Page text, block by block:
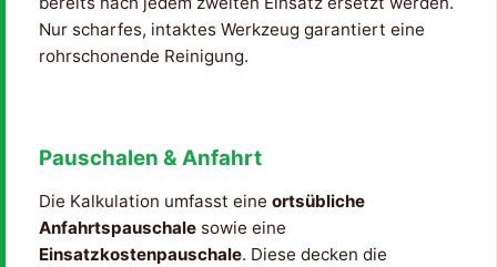
Nur scharfes, intaktes Werkzeug garantiert eine
rohrschonende Reinigung.
Pauschalen & Anfahrt
Die Kalkulation umfasst eine ortsübliche
Anfahrtspauschale sowie eine
Einsatzkostenpauschale. Diese decken die